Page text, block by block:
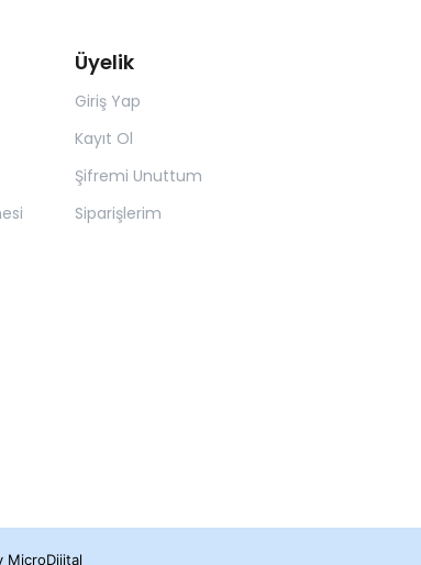
Üyelik
Giriş Yap
Kayıt Ol
Şifremi Unuttum
Siparişlerim
MicroDijital